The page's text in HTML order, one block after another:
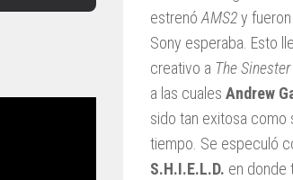
estrenó AMS2y
Sony esperaba. Esto
creativo a The
a las cuales Andrew
sido tan exitosa como
tiempo. Se especuló
S.H.I.E.L.D. en donde